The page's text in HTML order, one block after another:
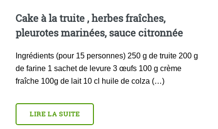
Cake à la truite , herbes fraîches,
pleurotes marinées, sauce citronnée
Ingrédients (pour 15 personnes) 250 g de truite 200 g
de farine 1 sachet de levure 3 œufs 100 g crème
fraîche 100g de lait 10 cl huile de colza (…)
LIRE LA SUITE